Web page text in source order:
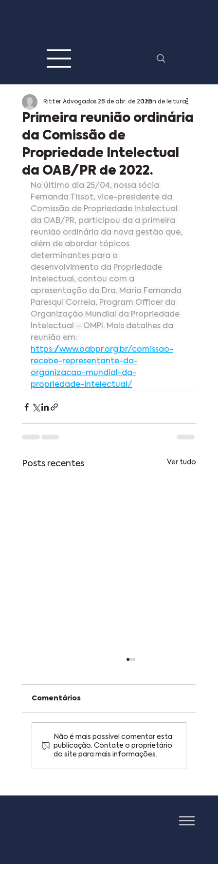
Primeira reunião ordinária
da Comissão de
Propriedade Intelectual
da OAB/PR de 2022.
Ritter Advogados 28 de abr. de 20221 min de leitura
No último dia 25/04, nossa sócia
Fernanda Tissot, vice-presidente da
Comissão de Propriedade Intelectual
da OAB/PR, participou da a primeira
reunião ordinária da nova gestão que,
além de abordar tópicos
determinantes para o
desenvolvimento da Propriedade
Intelectual, contou com a
apresentação da Dra. Maria Fernanda
Paresqui Correia, Program Officer da
Organização Mundial da Propriedade
Intelectual – OMPI. Mais detalhes da
reunião em:
https://www.oabpr.org.br/comissao-
recebe-representante-da-
organizacao-mundial-da-
propriedade-intelectual/
Posts recentes Ver tudo
Comentários
Não é mais possível comentar esta
publicação. Contate o proprietário
do site para mais informações.